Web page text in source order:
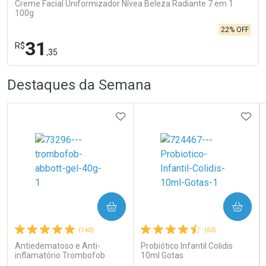
Creme Facial Uniformizador Nívea Beleza Radiante 7 em 1
100g
R$31 ,35
22% OFF
Laboratório
Comprar sem Desconto
Por Menos
Comprar sem Desconto
Destaques da Semana
(140)
Antiedematoso e Anti-
inflamatório Trombofob
ADICIONAR AOS FAVORITOS
COMPRAR
(63)
Probiótico Infantil Colidis
10ml Gotas
COMPRAR